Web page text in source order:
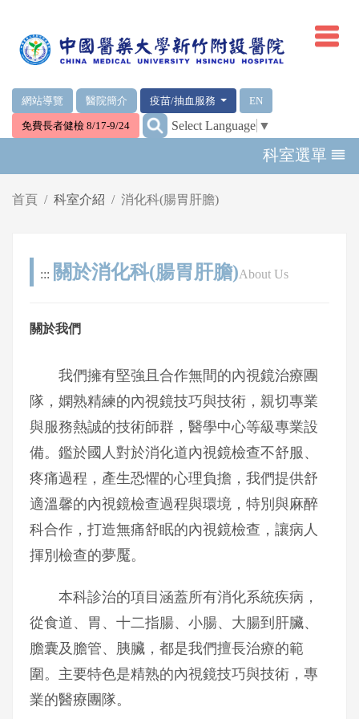
網站導覽 醫院簡介 疫苗/抽血服務 EN
免費長者健檢 8/17-9/24 ::: Select Language ▼
科室選單
首頁 科室介紹 消化科(腸胃肝膽)
::: 關於消化科(腸胃肝膽)About Us
關於我們
我們擁有堅強且合作無間的內視鏡治療團
隊，嫻熟精練的內視鏡技巧與技術，親切專業
與服務熱誠的技術師群，醫學中心等級專業設
備。鑑於國人對於消化道內視鏡檢查不舒服、
疼痛過程，產生恐懼的心理負擔，我們提供舒
適溫馨的內視鏡檢查過程與環境，特別與麻醉
科合作，打造無痛舒眠的內視鏡檢查，讓病人
揮別檢查的夢魘。
本科診治的項目涵蓋所有消化系統疾病，
從食道、胃、十二指腸、小腸、大腸到肝臟、
膽囊及膽管、胰臟，都是我們擅長治療的範
圍。主要特色是精熟的內視鏡技巧與技術，專
業的醫療團隊。